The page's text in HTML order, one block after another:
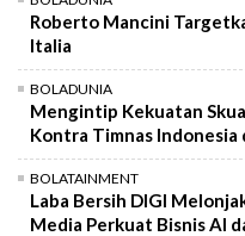
Roberto Mancini
Italia
BOLADUNIA
Mengintip Kekuatan
Kontra Timnas Indonesia
BOLATAINMENT
Laba Bersih DIGI
Media Perkuat Bisnis AI